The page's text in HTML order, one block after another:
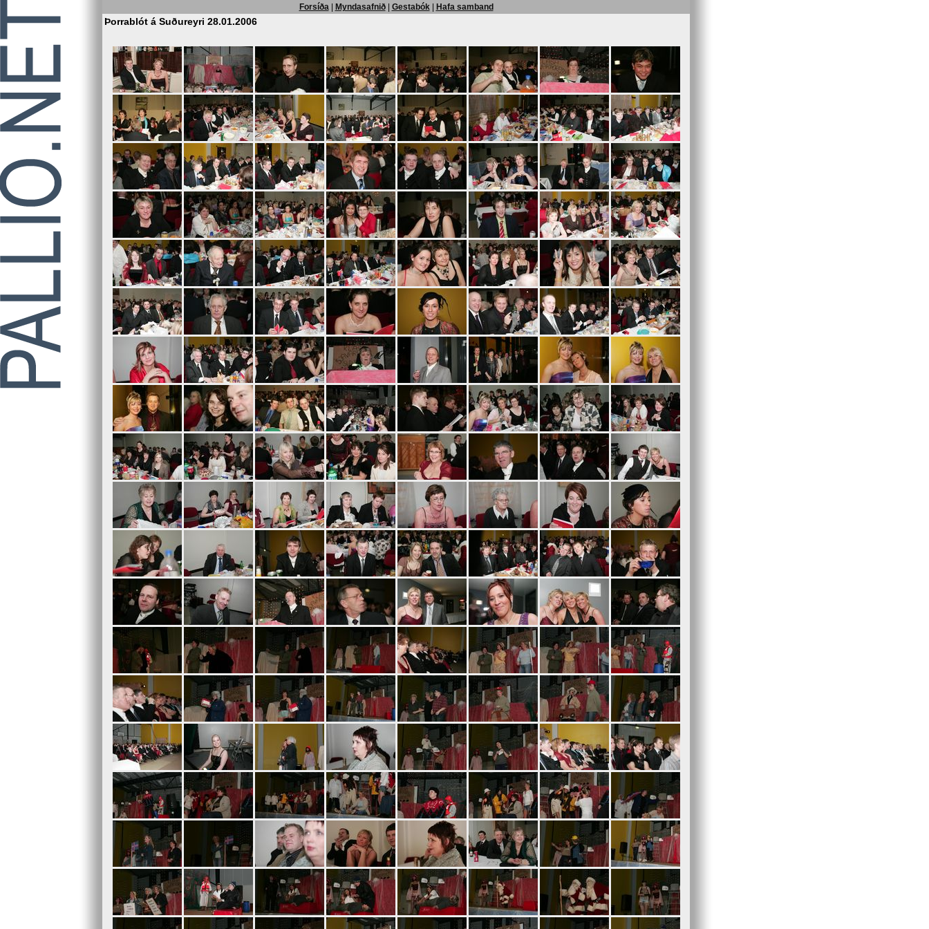
Forsíða| Myndasafnið| Gestabók| Hafa samband
Þorrablót á Suðureyri 28.01.2006